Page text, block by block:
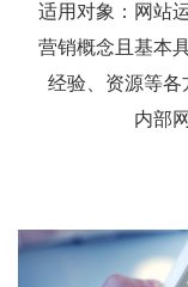
适用对象：网站
营销概念且基本
经验、资源等各
内部